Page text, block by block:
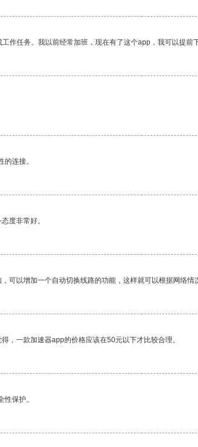
作任务。我以前经常加班，现在有了这个app，我可以提前
连接。
度非常好。
可以增加一个自动切换线路的功能，这样就可以根据网络情
，一款加速器app的价格应该在50元以下才比较合理。
保护。